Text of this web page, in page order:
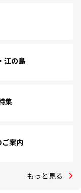
江の島
集
ご案内
もっと見る